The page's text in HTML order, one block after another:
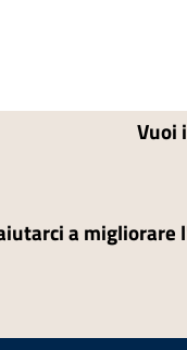
Vuoi
a